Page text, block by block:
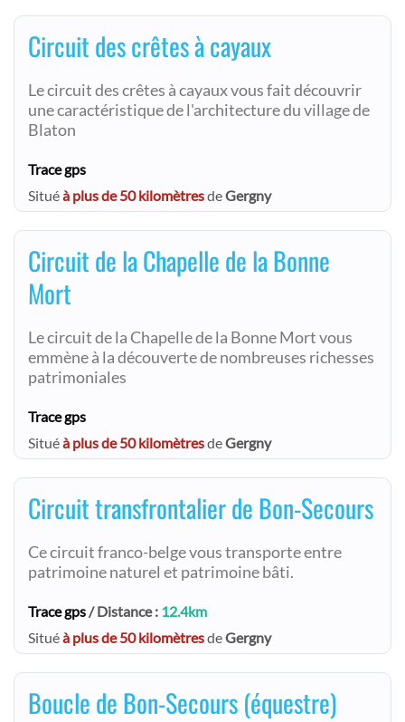
Circuit des crêtes à cayaux
Le circuit des crêtes à cayaux vous fait découvrir
une caractéristique de l'architecture du village de
Blaton
Trace gps
Situéà plus de 50 kilomètresdeGergny
Circuit de la Chapelle de la Bonne
Mort
Le circuit de la Chapelle de la Bonne Mort vous
emmène à la découverte de nombreuses richesses
patrimoniales
Trace gps
Situéà plus de 50 kilomètresdeGergny
Circuit transfrontalier de Bon-Secours
Ce circuit franco-belge vous transporte entre
patrimoine naturel et patrimoine bâti.
Trace gps/ Distance : 12.4km
Situéà plus de 50 kilomètresdeGergny
Boucle de Bon-Secours (équestre)